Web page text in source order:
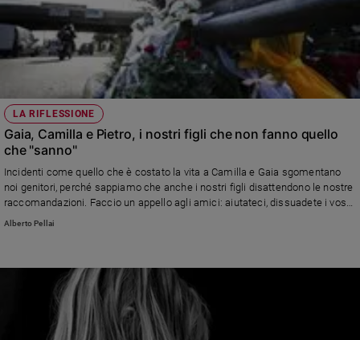
LA RIFLESSIONE
Gaia, Camilla e Pietro, i nostri figli che non fanno quello
che "sanno"
Incidenti come quello che è costato la vita a Camilla e Gaia sgomentano
noi genitori, perché sappiamo che anche i nostri figli disattendono le nostre
raccomandazioni. Faccio un appello agli amici: aiutateci, dissuadete i vostri
amici quando stanno per fare una sciocchezza che può costare la vita
Alberto Pellai